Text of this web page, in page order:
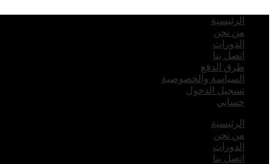
الرئيسية
من نحن
الدورات
اتصل بنا
طرق الدفع
السياسة والخصوصية
تسجيل الدخول
حسابي
الرئيسية
من نحن
الدورات
اتصل بنا